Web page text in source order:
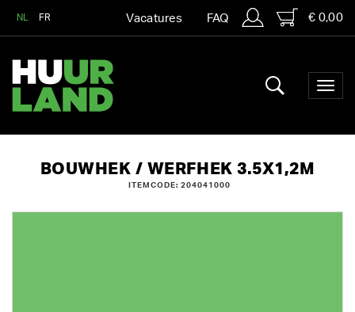
NL FR Vacatures FAQ € 0,00
BOUWHEK / WERFHEK 3.5X1,2M
ITEMCODE: 204041000